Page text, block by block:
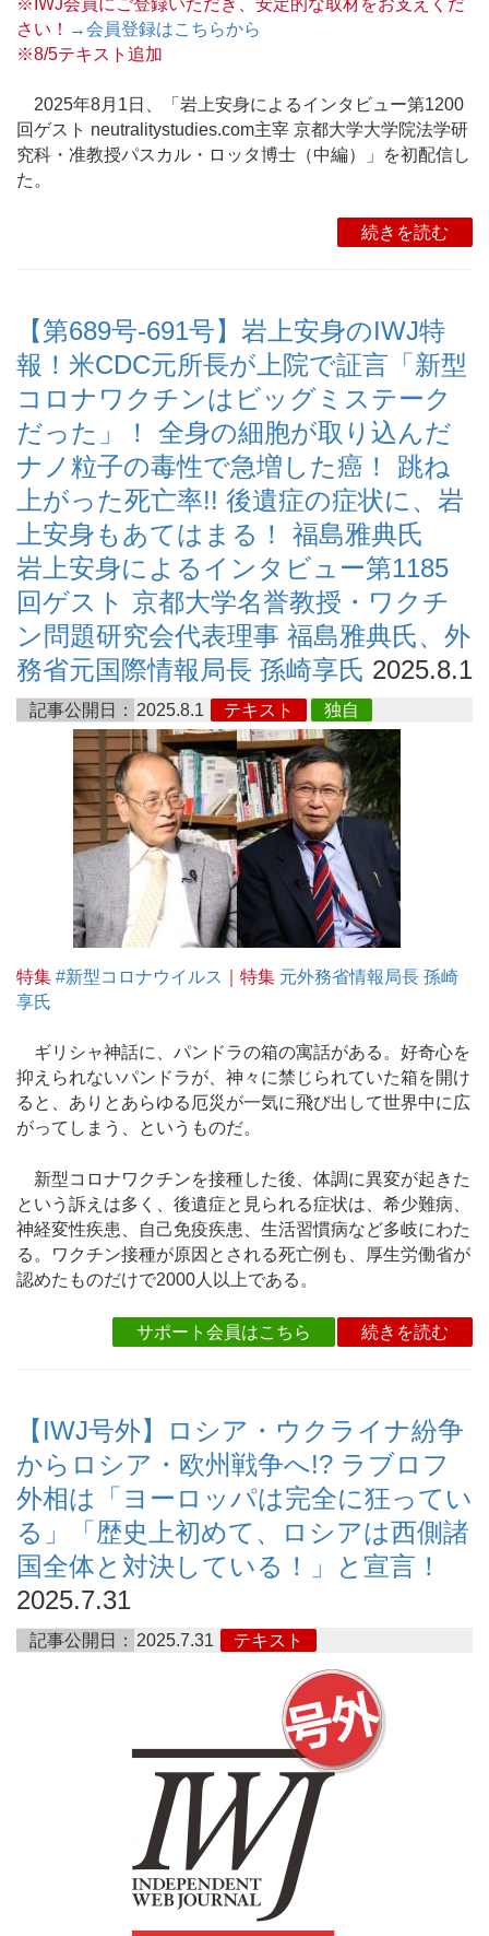
さい！ →会員登録はこちらから
※8/5テキスト追加
2025年8月1日、「岩上安身によるインタビュー第1200
回ゲスト neutralitystudies.com主宰 京都大学大学院法学研
究科・准教授パスカル・ロッタ博士（中編）」を初配信し
た。
続きを読む
【第689号-691号】岩上安身のIWJ特
報！米CDC元所長が上院で証言「新型
コロナワクチンはビッグミステーク
だった」！ 全身の細胞が取り込んだ
ナノ粒子の毒性で急増した癌！ 跳ね
上がった死亡率!! 後遺症の症状に、岩
上安身もあてはまる！ 福島雅典氏
岩上安身によるインタビュー第1185
回ゲスト 京都大学名誉教授・ワクチ
ン問題研究会代表理事 福島雅典氏、外
務省元国際情報局長 孫崎享氏 2025.8.1
記事公開日： 2025.8.1 テキスト 独自
特集 #新型コロナウイルス ｜特集 元外務省情報局長 孫崎
享氏
ギリシャ神話に、パンドラの箱の寓話がある。好奇心を
抑えられないパンドラが、神々に禁じられていた箱を開け
ると、ありとあらゆる厄災が一気に飛び出して世界中に広
がってしまう、というものだ。
新型コロナワクチンを接種した後、体調に異変が起きた
という訴えは多く、後遺症と見られる症状は、希少難病、
神経変性疾患、自己免疫疾患、生活習慣病など多岐にわた
る。ワクチン接種が原因とされる死亡例も、厚生労働省が
認めたものだけで2000人以上である。
サポート会員はこちら 続きを読む
【IWJ号外】ロシア・ウクライナ紛争
からロシア・欧州戦争へ!? ラブロフ
外相は「ヨーロッパは完全に狂ってい
る」「歴史上初めて、ロシアは西側諸
国全体と対決している！」と宣言！
2025.7.31
記事公開日： 2025.7.31 テキスト